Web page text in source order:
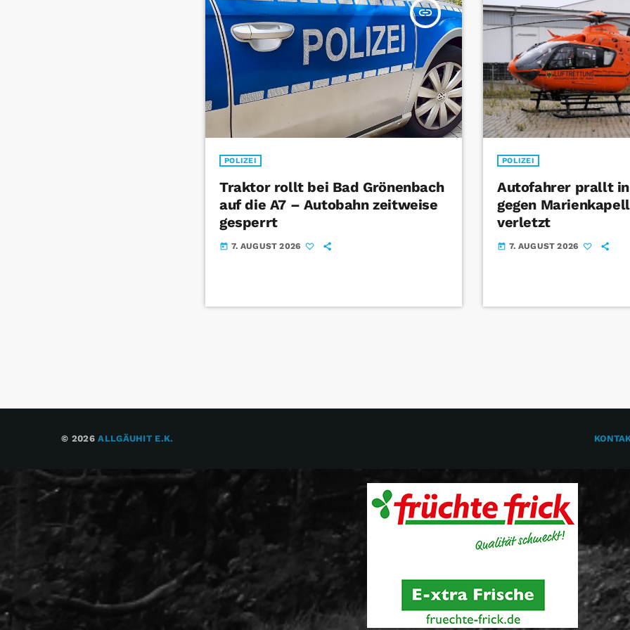
insert_link
POLIZEI
Traktor rollt bei Bad Grönenbach
auf die A7 – Autobahn zeitweise
gesperrt
today 7. AUGUST 2026
POLIZEI
Autofahrer prallt
gegen
verletzt
today 7. AUGUST 2026
© 2026ALLGÄUHIT E.K.